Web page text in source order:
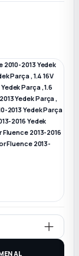
Yedek Parça
2010-2013 Yedek
Parça,1.4 16V
Parça,1.6
Yedek Parça,
2013 Yedek Parça
2016 Yedek
Fluence 2013-2016
Fluence 2013-
AL